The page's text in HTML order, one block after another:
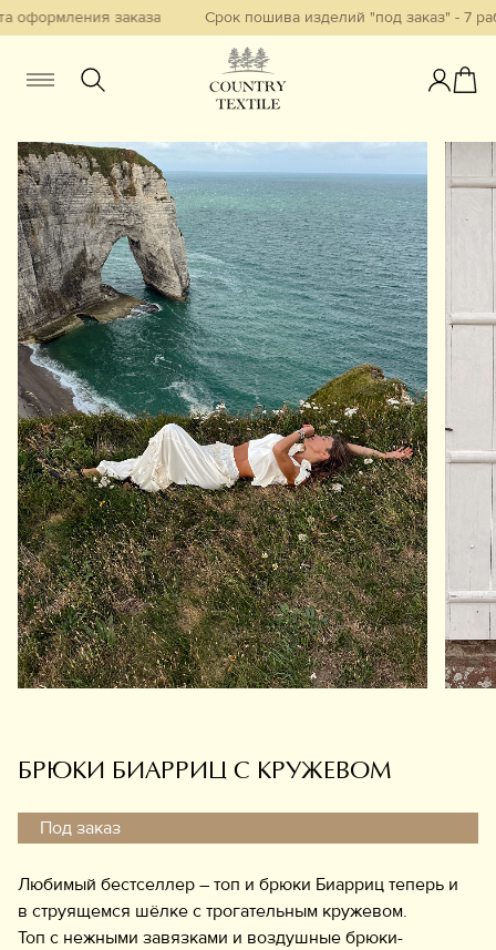
заказа Срок пошива изделий "под заказ" - 7
ЖенщинамМужчинам Детям
Смотреть всё Избранное
Новинки
В наличии
Бестселлеры
Одежда
Обувь
Аксессуары
Украшения
Информация
БРЮКИ БИАРРИЦ С КРУЖЕВОМ
Под заказ
Любимый бестселлер – топ и брюки Биарриц теперь и
в струящемся шёлке с трогательным кружевом.
Топ с нежными завязками и воздушные брюки-